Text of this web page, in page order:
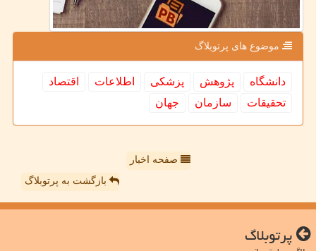
موضوع های پرتوبلاگ
دانشگاه پژوهش پزشكی اطلاعات
اقتصاد
تحقیقات
سازمان جهان
صفحه اخبار
بازگشت به پرتوبلاگ
پرتوبلاگ